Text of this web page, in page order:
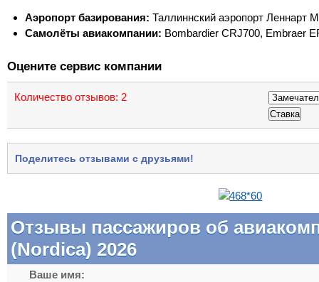
Аэропорт базирования: Таллиннский аэропорт Леннарт
Самолёты авиакомпании: Bombardier CRJ700, Embraer
Оцените сервис компании
Количество отзывов: 2
Поделитесь отзывами с друзьями!
Отзывы пассажиров об
(Nordica) 2026
Ваше имя: